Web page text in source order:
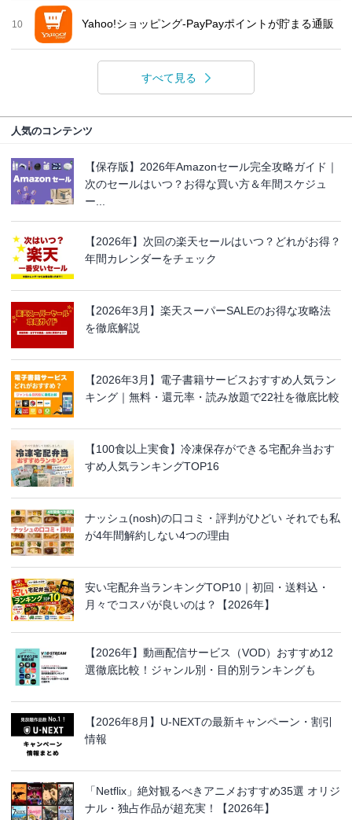
10 Yahoo!ショッピング-PayPayポイントが貯まる通販
すべて見る
人気のコンテンツ
【保存版】2026年Amazonセール完全攻略ガイド｜
次のセールはいつ？お得な買い方＆年間スケジュ
ー...
【2026年】次回の楽天セールはいつ？どれがお得？
年間カレンダーをチェック
【2026年3月】楽天スーパーSALEのお得な攻略法
を徹底解説
【2026年3月】電子書籍サービスおすすめ人気ラン
キング｜無料・還元率・読み放題で22社を徹底比較
【100食以上実食】冷凍保存ができる宅配弁当おす
すめ人気ランキングTOP16
ナッシュ(nosh)の口コミ・評判がひどい それでも私
が4年間解約しない4つの理由
安い宅配弁当ランキングTOP10｜初回・送料込・
月々でコスパが良いのは？【2026年】
【2026年】動画配信サービス（VOD）おすすめ12
選徹底比較！ジャンル別・目的別ランキングも
【2026年8月】U-NEXTの最新キャンペーン・割引
情報
「Netflix」絶対観るべきアニメおすすめ35選 オリジ
ナル・独占作品が超充実！【2026年】